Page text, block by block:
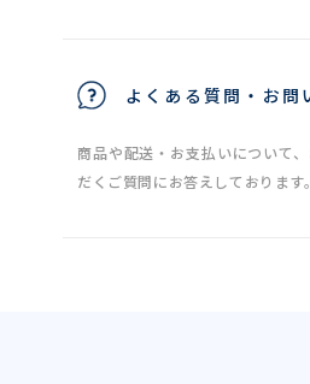
よくある質問・お問
商品や配送・お支払いについて
だくご質問にお答えしております。